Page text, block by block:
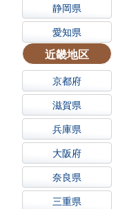
静岡県
愛知県
近畿地区
京都府
滋賀県
兵庫県
大阪府
奈良県
三重県